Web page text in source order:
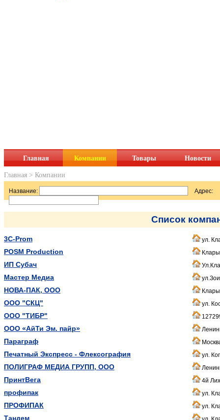
Главная Компании Товары Новости
Главная > Компании
Название: Адрес:
Список
3С-Prom ул.
POSM Production
ИП Субач
Мастер Медиа
НОВА-ПАК, ООО
ООО "СКЦ" ул.
ООО "ТИБР"
ООО «АйТи Эм. пайр»
Параграф
Печатный Экспресс - Флексография ул.
ПОЛИГРАФ МЕДИА ГРУПП, ООО
ПринтВега 4й
профипак ул.
ПРОФИПАК ул.
Тандем